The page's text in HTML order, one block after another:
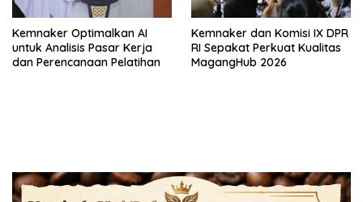
Kemnaker Optimalkan AI
untuk Analisis Pasar Kerja
dan Perencanaan Pelatihan
Kemnaker dan Komisi IX DPR
RI Sepakat Perkuat Kualitas
MagangHub 2026